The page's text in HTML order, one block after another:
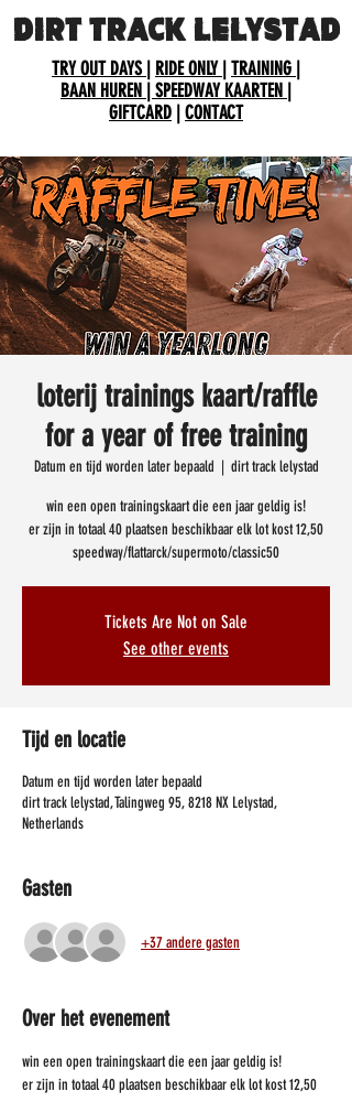
DIRT TRACK LELYSTAD
TRY OUT DAYS RIDE ONLY TRAINING
BAAN HUREN
| SPEEDWAY KAARTEN
GIFTCARD CONTACT
loterij trainings kaart/raffle
for a year of free training
Datum en tijd worden later bepaald
  |
dirt track lelystad
win een open trainingskaart die een jaar geldig is!
er zijn in totaal 40 plaatsen beschikbaar elk lot kost 12,50
Tickets Are Not on Sale
See other events
Tijd en locatie
Datum en tijd worden later bepaald
dirt track lelystad, Talingweg 95, 8218 NX Lelystad,
Netherlands
Gasten
+37 andere gasten
Over het evenement
win een open trainingskaart die een jaar geldig is!
er zijn in totaal 40 plaatsen beschikbaar elk lot kost 12,50